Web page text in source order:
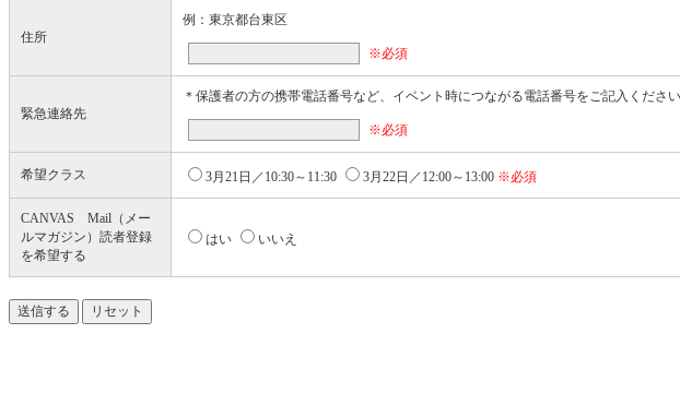
住所
例：東京都台東区
※必須
緊急連絡先
＊保護者の方の携帯電話番号など、イベント時につながる電話番号をご記入ください
※必須
希望クラス 3月21日／10:30～11:30 3月22日／12:00～13:00 ※必須
CANVAS Mail（メー
ルマガジン）読者登録
を希望する
はい いいえ